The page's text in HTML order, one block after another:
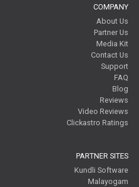
COMPANY
About Us
Partner Us
Media Kit
Contact Us
Support
FAQ
Blog
Reviews
Video Reviews
Clickastro Ratings
PARTNER SITES
Kundli Software
Malayogam